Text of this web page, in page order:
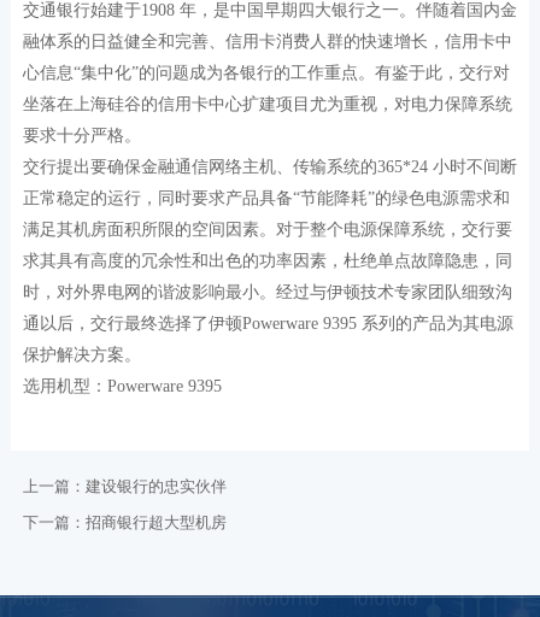
交通银行始建于1908 年，是中国早期四大银行之一。伴随着国内金
融体系的日益健全和完善、信用卡消费人群的快速增长，信用卡中
心信息“集中化”的问题成为各银行的工作重点。有鉴于此，交行对
坐落在上海硅谷的信用卡中心扩建项目尤为重视，对电力保障系统
要求十分严格。
交行提出要确保金融通信网络主机、传输系统的365*24 小时不间断
正常稳定的运行，同时要求产品具备“节能降耗”的绿色电源需求和
满足其机房面积所限的空间因素。对于整个电源保障系统，交行要
求其具有高度的冗余性和出色的功率因素，杜绝单点故障隐患，同
时，对外界电网的谐波影响最小。经过与伊顿技术专家团队细致沟
通以后，交行最终选择了伊顿Powerware 9395 系列的产品为其电源
保护解决方案。
选用机型：Powerware 9395
上一篇： 建设银行的忠实伙伴
下一篇： 招商银行超大型机房